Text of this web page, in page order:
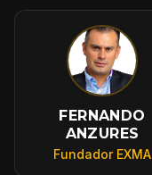
FERNANDO
ANZURES
Fundador EXMA